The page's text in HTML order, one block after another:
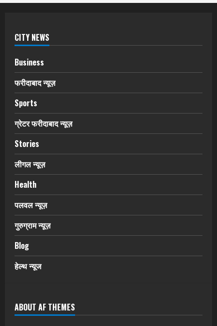
CITY NEWS
Business
फरीदाबाद न्यूज़
Sports
ग्रेटर फरीदाबाद न्यूज़
Stories
लीगल न्यूज़
Health
पलवल न्यूज़
गुरुग्राम न्यूज़
Blog
हेल्थ न्यूज
ABOUT AF THEMES